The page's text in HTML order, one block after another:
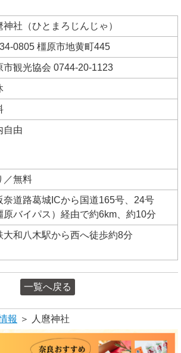
神社（ひとまろじんじゃ）
0805 橿原市地黄町445
市観光協会 0744-20-1123
自由
／無料
奈道路葛城ICから国道165号、24号
原バイパス）経由で約6km、約10分
大和八木駅から西へ徒歩約8分
一覧へ戻る
報 ＞ 人麿神社